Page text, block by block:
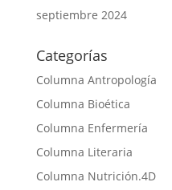
septiembre 2024
Categorías
Columna Antropología
Columna Bioética
Columna Enfermería
Columna Literaria
Columna Nutrición.4D